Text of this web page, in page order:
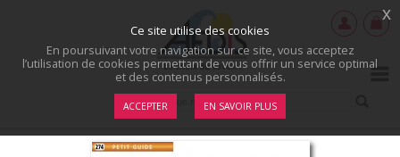
Ce site utilise des cookies
En poursuivant votre navigation sur ce site, vous acceptez
l’utilisation de cookies permettant de vous offrir un service optimal
et des contenus personnalisés.
ACCEPTER EN SAVOIR PLUS
x